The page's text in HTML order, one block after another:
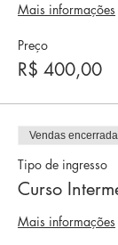
Mais informações
Preço
R$ 400,00
Vendas
Tipo de ingresso
Curso
Mais informações